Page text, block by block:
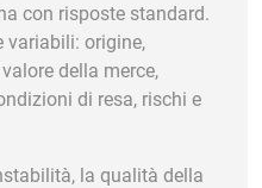
con risposte standard.
variabili: origine,
della merce,
di resa, rischi e
la qualità della